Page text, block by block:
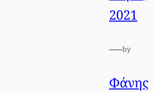
2021
—by
Φάνης